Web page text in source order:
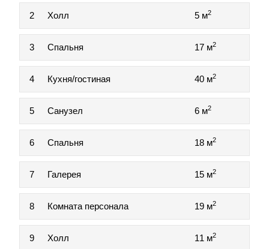
2 Холл 5 м2
3 Спальня 17 м2
4 Кухня/гостиная 40 м2
5 Санузел 6 м2
6 Спальня 18 м2
7 Галерея 15 м2
8 Комната персонала 19 м2
9 Холл 11 м2